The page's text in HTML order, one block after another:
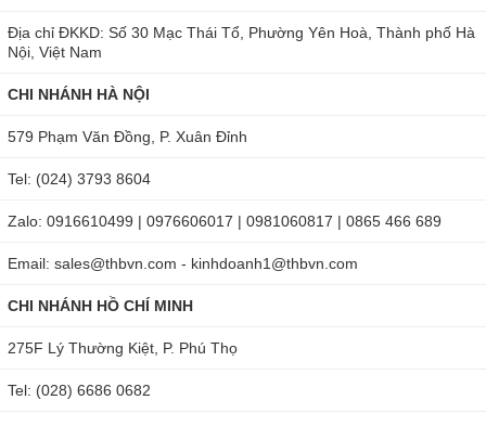
Địa chỉ ĐKKD: Số 30 Mạc Thái Tổ, Phường Yên Hoà, Thành phố Hà
Nội, Việt Nam
CHI NHÁNH HÀ NỘI
579 Phạm Văn Đồng, P. Xuân Đỉnh
Tel: (024) 3793 8604
Zalo: 0916610499 | 0976606017 | 0981060817 | 0865 466 689
Email: sales@thbvn.com - kinhdoanh1@thbvn.com
CHI NHÁNH HỒ CHÍ MINH
275F Lý Thường Kiệt, P. Phú Thọ
Tel: (028) 6686 0682